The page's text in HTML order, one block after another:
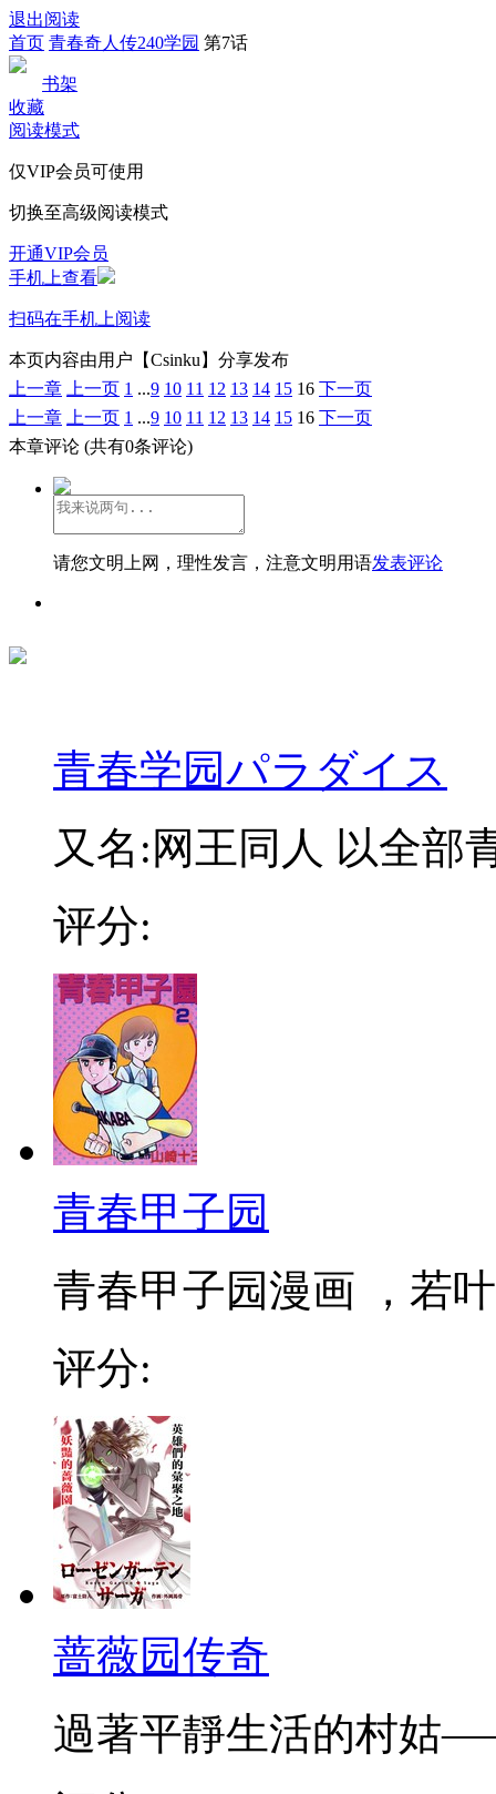
退出阅读
首页 青春奇人传240学园 第7话
书架
收藏
阅读模式
仅VIP会员可使用
切换至高级阅读模式
开通VIP会员
手机上查看
扫码在手机上阅读
本页内容由用户【Csinku】分享发布
上一章
上一页 1 ...9 10 11 12 13 14 15 16 下一页
上一章
上一页 1 ...9 10 11 12 13 14 15 16 下一页
本章评论 (共有0条评论)
请您文明上网，理性发言，注意文明用语发表评论
青春学园パラダイス
又名:网王同人 以全部
评分:
青春甲子园
青春甲子园漫画 ，若
评分:
蔷薇园传奇
過著平靜生活的村姑